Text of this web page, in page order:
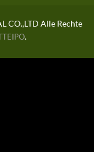
CO.,LTD Alle Rechte
.